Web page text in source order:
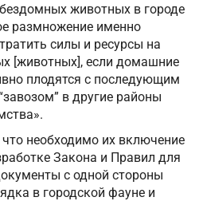
животных в городе
размножение именно
силы и ресурсы на
[животных], если домашние
плодятся с последующим
в другие районы
необходимо их включение
Закона и Правил для
с одной стороны
в городской фауне и